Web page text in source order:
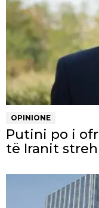
OPINIONE
Putini po i
të Iranit